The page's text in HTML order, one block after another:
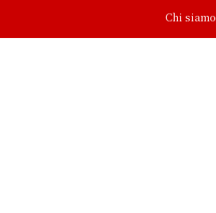
Chi siamo